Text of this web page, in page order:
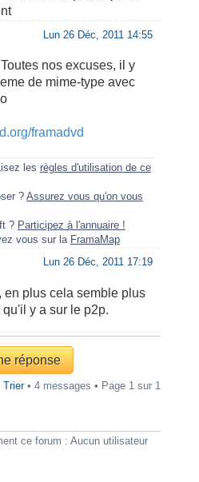
Lun 26 Déc, 2011 14:55
nos excuses, il y
de mime-type avec
framadvd
les règles d'utilisation de ce
? Assurez vous qu'on vous
? Participez à l'annuaire !
vous sur la FramaMap
Lun 26 Déc, 2011 17:19
en plus cela semble plus
y a sur le p2p.
réponse
Trier• 4 messages • Page 1 sur 1
ce forum : Aucun utilisateur